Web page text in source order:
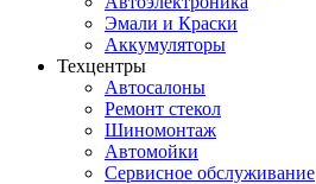
Эмали и Краски
Аккумуляторы
Техцентры
Автосалоны
Ремонт стекол
Шиномонтаж
Автомойки
Сервисное обслуживание